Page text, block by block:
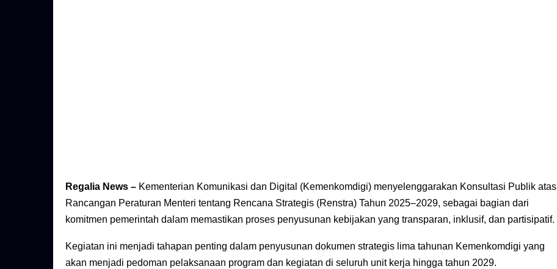
Regalia News – Kementerian Komunikasi dan Digital (Kemenkomdigi) menyelenggarakan Konsultasi Publik atas
Rancangan Peraturan Menteri tentang Rencana Strategis (Renstra) Tahun 2025–2029, sebagai bagian dari
komitmen pemerintah dalam memastikan proses penyusunan kebijakan yang transparan, inklusif, dan partisipatif.
Kegiatan ini menjadi tahapan penting dalam penyusunan dokumen strategis lima tahunan Kemenkomdigi yang
akan menjadi pedoman pelaksanaan program dan kegiatan di seluruh unit kerja hingga tahun 2029.